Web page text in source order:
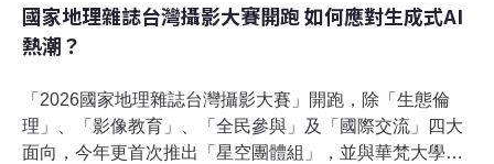
國家地理雜誌台灣攝影大賽開跑 如何應對生成式AI
熱潮？
「2026國家地理雜誌台灣攝影大賽」開跑，除「生態倫
理」、「影像教育」、「全民參與」及「國際交流」四大
面向，今年更首次推出「星空團體組」，並與華梵大學首